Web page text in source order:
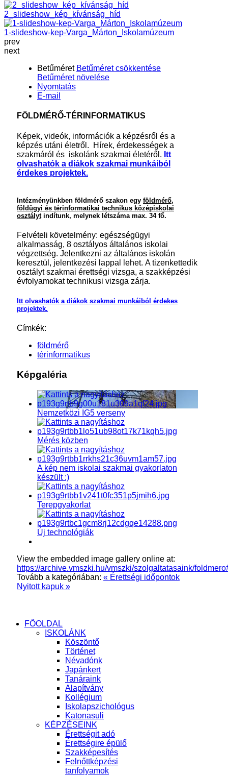
2_slideshow_kép_kívánság_híd
1-slideshow-kep-Varga_Márton_Iskolamúzeum
prev
next
Betűméret Betűméret csökkentése
Betűméret növelése
Nyomtatás
E-mail
FÖLDMÉRŐ-TÉRINFORMATIKUS
Képek, videók, információk a képzésről és a
képzés utáni életről. Hírek, érdekességek a
szakmáról és iskolánk szakmai életéről. Itt
olvashatók a diákok szakmai munkáiból
érdekes projektek.
Intézményünkben földmérő szakon egy földmérő,
földügyi és térinformatikai technikus középiskolai
osztálytindítunk, melynek létszáma max. 34 fő.
Felvételi követelmény: egészségügyi
alkalmasság, 8 osztályos általános iskolai
végzettség. Jelentkezni az általános iskolán
keresztül, jelentkezési lappal lehet. A tizenkettedik
osztályt szakmai érettségi vizsga, a szakképzési
évfolyamokat technikusi vizsga zárja.
Itt olvashatók a diákok szakmai munkáiból érdekes
projektek.
Címkék:
földmérő
térinformatikus
Képgaléria
Nemzetközi IG5 verseny
Mérés közben
A kép nem iskolai szakmai gyakorlaton
készült :)
Terepgyakorlat
Új technológiák
View the embedded image gallery online at:
https://archive.vmszki.hu/vmszki/szolgaltatasaink/
Tovább a kategóriában: « Érettségi időpontok
Nyitott kapuk »
FŐOLDAL
ISKOLÁNK
Köszöntő
Történet
Névadónk
Japánkert
Tanáraink
Alapítvány
Kollégium
Iskolapszichológus
Katonasuli
KÉPZÉSEINK
Érettségit adó
Érettségire épülő
Szakképesítés
Felnőttképzési
tanfolyamok